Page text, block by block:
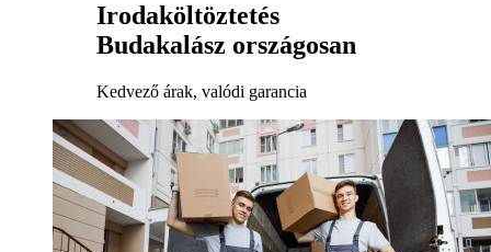
Irodaköltöztetés
Budakalász országosan
Kedvező árak, valódi garancia